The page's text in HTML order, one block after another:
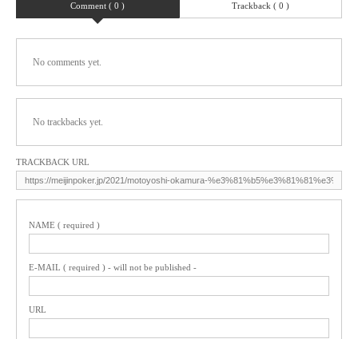
Comment ( 0 ) Trackback ( 0 )
No comments yet.
No trackbacks yet.
TRACKBACK URL
NAME ( required )
E-MAIL ( required ) - will not be published -
URL